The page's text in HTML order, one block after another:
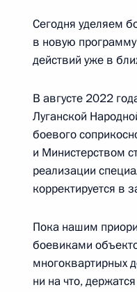
Заседание
политика»
3 мая 2024 года, 17:30
Заседание
Подписан
от уплаты
собственности
Сегодня уделяем
в новую
действий уже в
В августе 2022
Луганской
боевого
и Министерством
реализации
корректируется в
Пока нашим
боевиками
многоквартирных
ни на что,